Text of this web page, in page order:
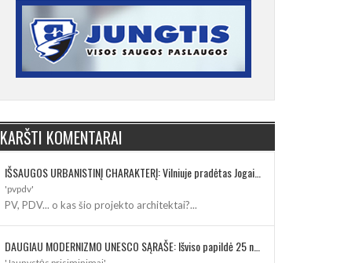
KARŠTI KOMENTARAI
IŠSAUGOS URBANISTINĮ CHARAKTERĮ: Vilniuje pradėtas Jogailos gatvės remontas
'pvpdv'
PV, PDV... o kas šio projekto architektai?...
DAUGIAU MODERNIZMO UNESCO SĄRAŠE: Išviso papildė 25 nauji paveldo objektai